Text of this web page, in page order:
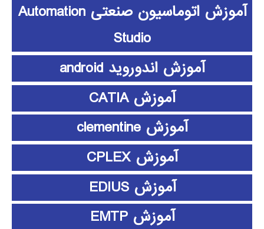
آموزش اتوماسیون صنعتی Automation
Studio
آموزش اندوروید android
آموزش CATIA
آموزش clementine
آموزش CPLEX
آموزش EDIUS
آموزش EMTP